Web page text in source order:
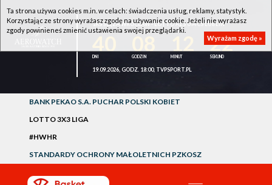
1KS ŚLĘZA WROCŁAW - LOTTO AZS UMCS LUBLIN
22
19.09.2026, GODZ. 18:00, TVPSPORT.PL
BANK PEKAO S.A. PUCHAR POLSKI KOBIET
LOTTO 3X3 LIGA
#HWHR
STANDARDY OCHRONY MAŁOLETNICH PZKOSZ
Ta strona używa cookies m.in. w celach: świadczenia usług, reklamy, statystyk.
Korzystając ze strony wyrażasz zgodę na używanie cookie. Jeżeli nie wyrażasz
zgody powinieneś zmienić ustawienia swojej przeglądarki.
Wyrażam zgodę »